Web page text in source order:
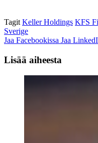
Tagit Keller Holdings KFS
Sverige
Jaa Facebookissa Jaa
Lisää aiheesta